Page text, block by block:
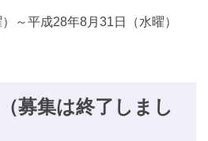
～平成28年8月31日（水曜）
募集は終了しまし